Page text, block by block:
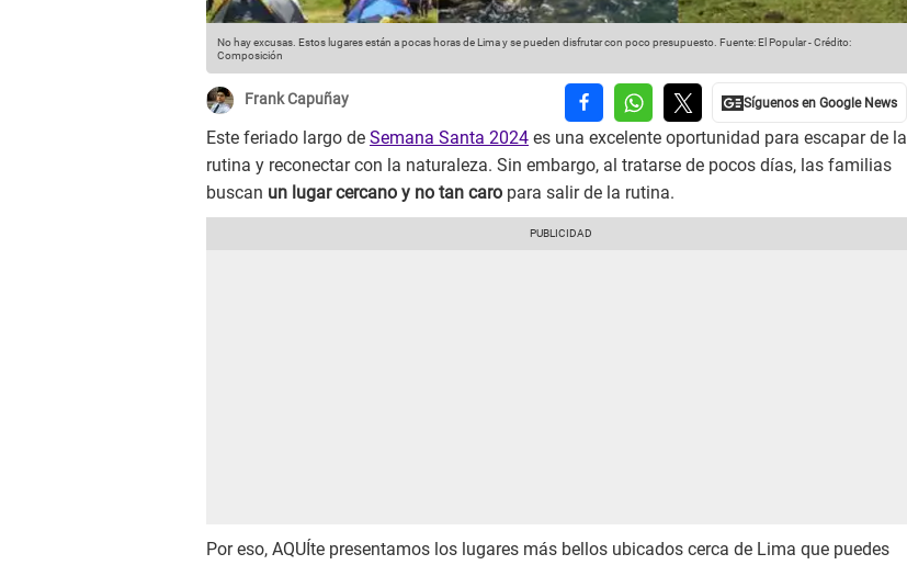
No hay excusas. Estos lugares están a pocas horas de Lima y se pueden disfrutar con poco presupuesto. Fuente: El Popular-Crédito:
Composición
Frank Capuñay
Este feriado largo de Semana Santa 2024 es una excelente oportunidad para escapar de la
rutina y reconectar con la naturaleza. Sin embargo, al tratarse de pocos días, las familias
buscan un lugar cercano y no tan caro para salir de la rutina.
Por eso, AQUÍte presentamos los lugares más bellos ubicados cerca de Lima que puedes